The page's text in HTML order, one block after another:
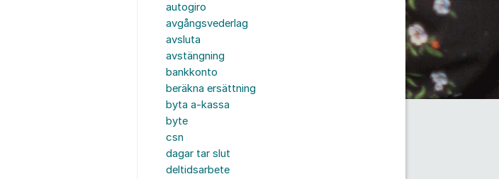
autogiro
avgångsvederlag
avsluta
avstängning
bankkonto
beräkna ersättning
byta a-kassa
byte
csn
dagar tar slut
deltidsarbete